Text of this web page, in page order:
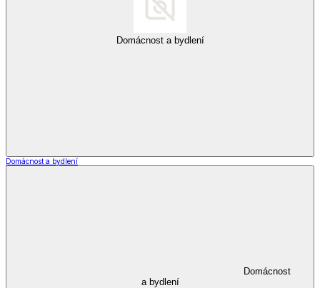
Domácnost a bydlení
Domácnost a bydlení
Domácnost
a bydlení